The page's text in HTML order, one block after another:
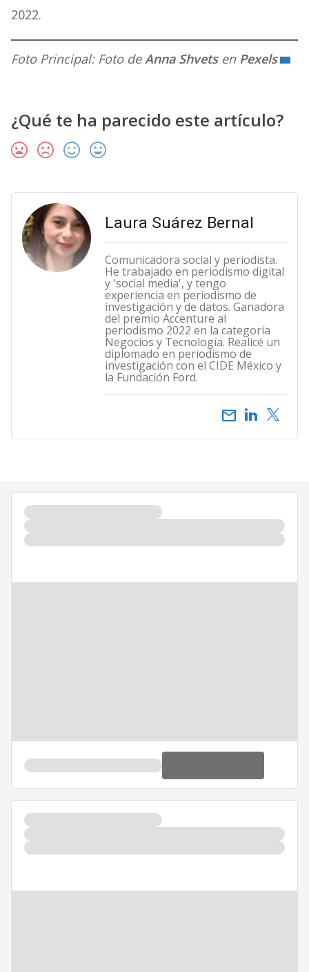
2022.
Foto Principal: Foto deAnna Shvetsen Pexels
¿Qué te ha parecido este artículo?
Laura Suárez Bernal
Comunicadora social y periodista.
He trabajado en periodismo digital
y 'social media', y tengo
experiencia en periodismo de
investigación y de datos. Ganadora
del premio Accenture al
periodismo 2022 en la categoría
Negocios y Tecnología. Realicé un
diplomado en periodismo de
investigación con el CIDE México y
la Fundación Ford.
email